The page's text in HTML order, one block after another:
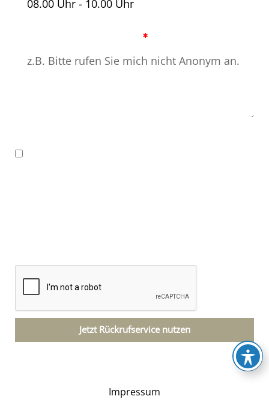
Jetzt Rückrufservice nutzen
Impressum